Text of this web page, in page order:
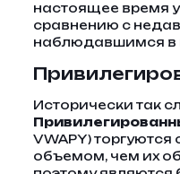
настоящее время
сравнению с
наблюдавшимся в
Исторически так
VWAPY)
объемом, чем их